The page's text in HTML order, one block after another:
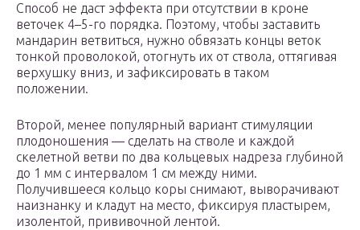
Способ не даст эффекта при отсутствии в кроне
веточек 4–5-го порядка. Поэтому, чтобы заставить
мандарин ветвиться, нужно обвязать концы веток
тонкой проволокой, отогнуть их от ствола, оттягивая
верхушку вниз, и зафиксировать в таком
положении.
Второй, менее популярный вариант стимуляции
плодоношения — сделать на стволе и каждой
скелетной ветви по два кольцевых надреза глубиной
до 1 мм с интервалом 1 см между ними.
Получившееся кольцо коры снимают, выворачивают
наизнанку и кладут на место, фиксируя пластырем,
изолентой, прививочной лентой.